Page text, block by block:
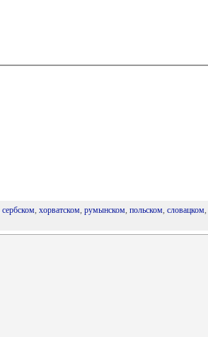
сербском, хорватском, румынском, польском, словацком,